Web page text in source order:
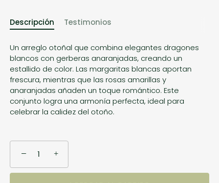
Descripción Testimonios
Un arreglo otoñal que combina elegantes dragones
blancos con gerberas anaranjadas, creando un
estallido de color. Las margaritas blancas aportan
frescura, mientras que las rosas amarillas y
anaranjadas añaden un toque romántico. Este
conjunto logra una armonía perfecta, ideal para
celebrar la calidez del otoño.
− +
🎁 Te ayudamos a quedar bien
Ideas, fechas clave y promociones directo a tu
correo.